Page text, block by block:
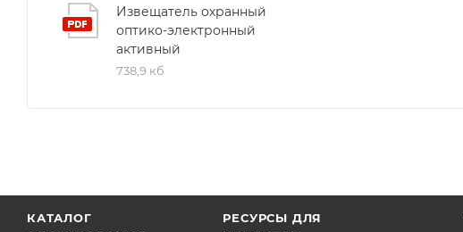
Извещатель охранный
оптико-электронный
активный
738,9 кб
КАТАЛОГ
РЕСУРСЫ ДЛЯ